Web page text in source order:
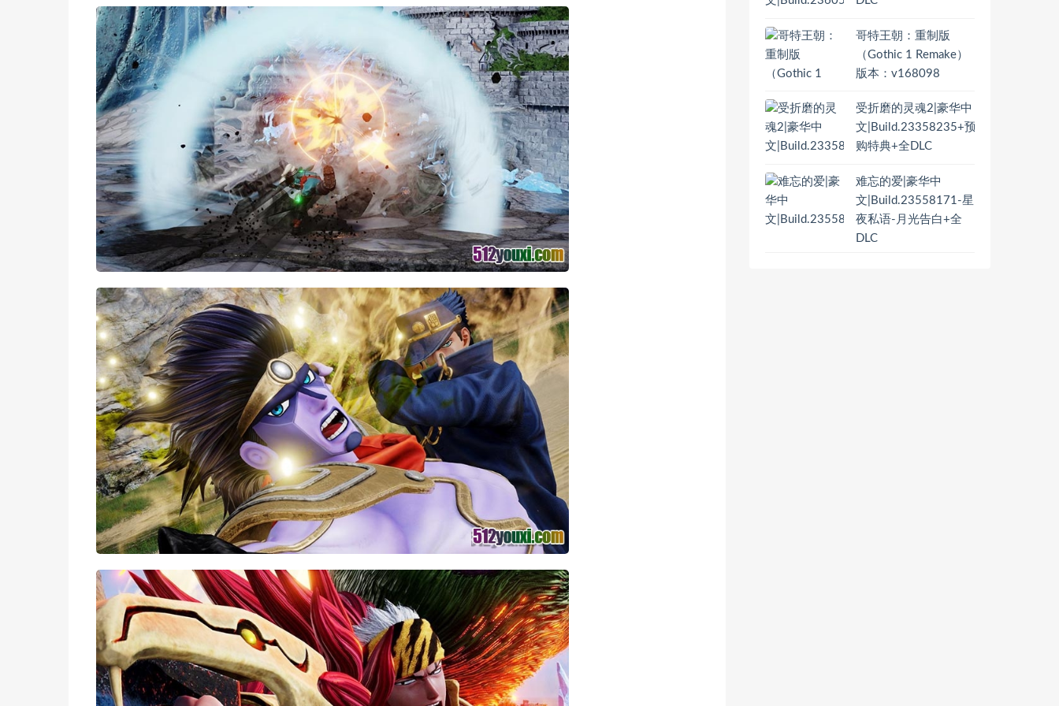
哥特王朝：重制版
（Gothic 1 Remake）
版本：v168098
受折磨的灵魂2|豪华中
文|Build.23358235+预
购特典+全DLC
难忘的爱|豪华中
文|Build.23558171-星
夜私语-月光告白+全
DLC